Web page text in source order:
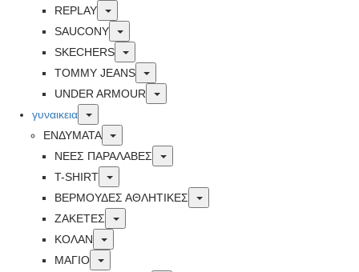
REPLAY
Toggle
SAUCONY
Toggle
SKECHERS
Toggle
TOMMY JEANS
Toggle
UNDER ARMOUR
Toggle
γυναικεια
Toggle
ΕΝΔΥΜΑΤΑ
Toggle
ΝΕΕΣ ΠΑΡΑΛΑΒΕΣ
Toggle
T-SHIRT
Toggle
ΒΕΡΜΟΥΔΕΣ ΑΘΛΗΤΙΚΕΣ
Toggle
ΖΑΚΕΤΕΣ
Toggle
ΚΟΛΑΝ
Toggle
ΜΑΓΙΟ
Toggle